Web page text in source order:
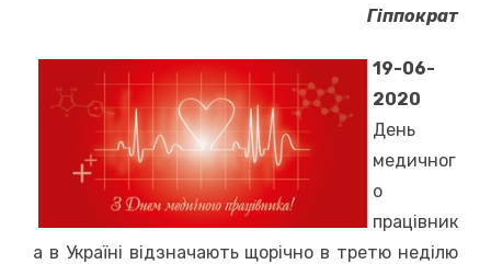
Гіппократ
19-06-
2020
День
медичног
о
працівник
а в Україні відзначають щорічно в третю неділю